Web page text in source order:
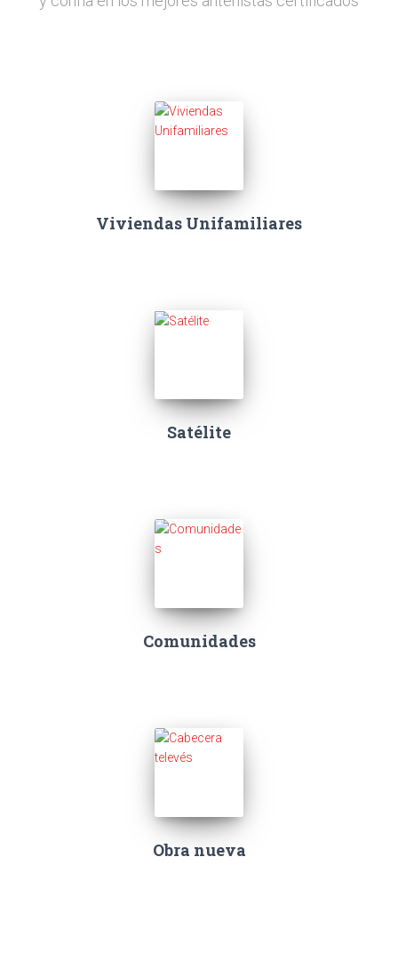
Viviendas Unifamiliares
Satélite
Comunidades
Obra nueva